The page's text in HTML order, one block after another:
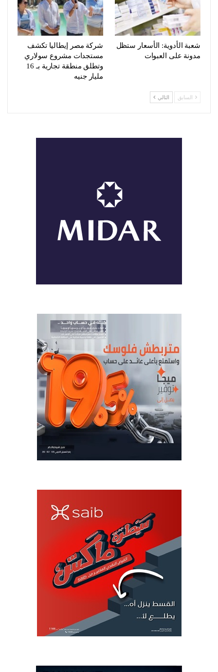
شعبة الأدوية: الأسعار ستظل
مدونة على العبوات
شركة مصر إيطاليا تكشف
مستجدات مشروع سولاري
وتطلق منطقة تجارية بـ 16
مليار جنيه
السابق التالي